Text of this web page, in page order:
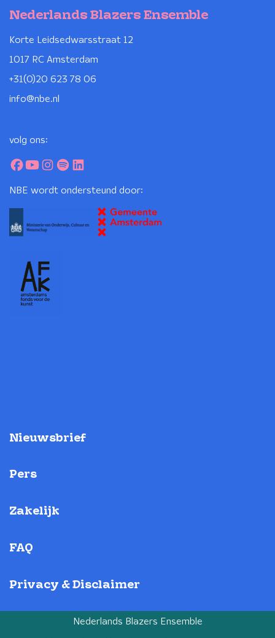
Nederlands Blazers Ensemble
Korte Leidsedwarsstraat 12
1017 RC Amsterdam
+31(0)20 623 78 06
info@nbe.nl
volg ons:
NBE wordt ondersteund door:
Nieuwsbrief
Pers
Zakelijk
FAQ
Privacy & Disclaimer
Nederlands Blazers Ensemble